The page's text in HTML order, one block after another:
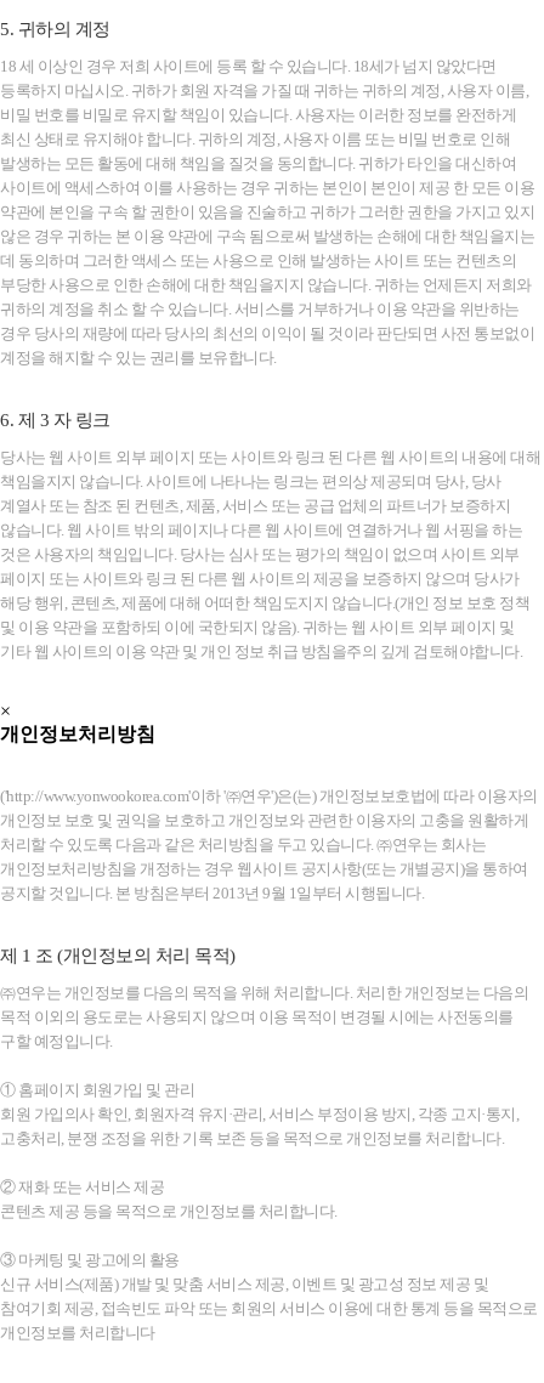
5. 귀하의 계정
18 세 이상인 경우 저희 사이트에 등록 할 수 있습니다. 18세가 넘지 않았다면
등록하지 마십시오. 귀하가 회원 자격을 가질 때 귀하는 귀하의 계정, 사용자 이름,
비밀 번호를 비밀로 유지할 책임이 있습니다. 사용자는 이러한 정보를 완전하게
최신 상태로 유지해야 합니다. 귀하의 계정, 사용자 이름 또는 비밀 번호로 인해
발생하는 모든 활동에 대해 책임을 질것을 동의합니다. 귀하가 타인을 대신하여
사이트에 액세스하여 이를 사용하는 경우 귀하는 본인이 본인이 제공 한 모든 이용
약관에 본인을 구속 할 권한이 있음을 진술하고 귀하가 그러한 권한을 가지고 있지
않은 경우 귀하는 본 이용 약관에 구속 됨으로써 발생하는 손해에 대한 책임을지는
데 동의하며 그러한 액세스 또는 사용으로 인해 발생하는 사이트 또는 컨텐츠의
부당한 사용으로 인한 손해에 대한 책임을지지 않습니다. 귀하는 언제든지 저희와
귀하의 계정을 취소 할 수 있습니다. 서비스를 거부하거나 이용 약관을 위반하는
경우 당사의 재량에 따라 당사의 최선의 이익이 될 것이라 판단되면 사전 통보없이
계정을 해지할 수 있는 권리를 보유합니다.
6. 제 3 자 링크
당사는 웹 사이트 외부 페이지 또는 사이트와 링크 된 다른 웹 사이트의 내용에 대해
책임을지지 않습니다. 사이트에 나타나는 링크는 편의상 제공되며 당사, 당사
계열사 또는 참조 된 컨텐츠, 제품, 서비스 또는 공급 업체의 파트너가 보증하지
않습니다. 웹 사이트 밖의 페이지나 다른 웹 사이트에 연결하거나 웹 서핑을 하는
것은 사용자의 책임입니다. 당사는 심사 또는 평가의 책임이 없으며 사이트 외부
페이지 또는 사이트와 링크 된 다른 웹 사이트의 제공을 보증하지 않으며 당사가
해당 행위, 콘텐츠, 제품에 대해 어떠한 책임도지지 않습니다.(개인 정보 보호 정책
및 이용 약관을 포함하되 이에 국한되지 않음). 귀하는 웹 사이트 외부 페이지 및
기타 웹 사이트의 이용 약관 및 개인 정보 취급 방침을주의 깊게 검토해야합니다.
×
개인정보처리방침
('http://www.yonwookorea.com'이하 '㈜연우')은(는) 개인정보보호법에 따라 이용자의
개인정보 보호 및 권익을 보호하고 개인정보와 관련한 이용자의 고충을 원활하게
처리할 수 있도록 다음과 같은 처리방침을 두고 있습니다. ㈜연우는 회사는
개인정보처리방침을 개정하는 경우 웹사이트 공지사항(또는 개별공지)을 통하여
공지할 것입니다. 본 방침은부터 2013년 9월 1일부터 시행됩니다.
제 1 조 (개인정보의 처리 목적)
㈜연우는 개인정보를 다음의 목적을 위해 처리합니다. 처리한 개인정보는 다음의
목적 이외의 용도로는 사용되지 않으며 이용 목적이 변경될 시에는 사전동의를
구할 예정입니다.
① 홈페이지 회원가입 및 관리
회원 가입의사 확인, 회원자격 유지·관리, 서비스 부정이용 방지, 각종 고지·통지,
고충처리, 분쟁 조정을 위한 기록 보존 등을 목적으로 개인정보를 처리합니다.
② 재화 또는 서비스 제공
콘텐츠 제공 등을 목적으로 개인정보를 처리합니다.
③ 마케팅 및 광고에의 활용
신규 서비스(제품) 개발 및 맞춤 서비스 제공, 이벤트 및 광고성 정보 제공 및
참여기회 제공, 접속빈도 파악 또는 회원의 서비스 이용에 대한 통계 등을 목적으로
개인정보를 처리합니다